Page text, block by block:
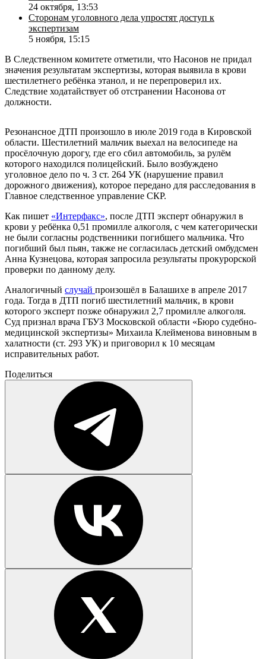
24 октября, 13:53
Сторонам уголовного дела упростят доступ к
экспертизам
5 ноября, 15:15
В Следственном комитете отметили, что Насонов не придал
значения результатам экспертизы, которая выявила в крови
шестилетнего ребёнка этанол, и не перепроверил их.
Следствие ходатайствует об отстранении Насонова от
должности.
Резонансное ДТП произошло в июле 2019 года в Кировской
области. Шестилетний мальчик выехал на велосипеде на
просёлочную дорогу, где его сбил автомобиль, за рулём
которого находился полицейский. Было возбуждено
уголовное дело по ч. 3 ст. 264 УК (нарушение правил
дорожного движения), которое передано для расследования в
Главное следственное управление СКР.
Как пишет «Интерфакс», после ДТП эксперт обнаружил в
крови у ребёнка 0,51 промилле алкоголя, с чем категорически
не были согласны родственники погибшего мальчика. Что
погибший был пьян, также не согласилась детский омбудсмен
Анна Кузнецова, которая запросила результаты прокурорской
проверки по данному делу.
Аналогичный случай произошёл в Балашихе в апреле 2017
года. Тогда в ДТП погиб шестилетний мальчик, в крови
которого эксперт позже обнаружил 2,7 промилле алкоголя.
Суд признал врача ГБУЗ Московской области «Бюро судебно-
медицинской экспертизы» Михаила Клейменова виновным в
халатности (ст. 293 УК) и приговорил к 10 месяцам
исправительных работ.
Поделиться